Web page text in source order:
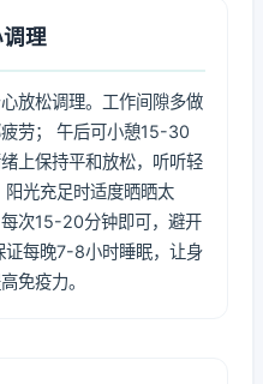
理
放松调理。工作间隙多做
劳； 午后可小憩15-30
上保持平和放松，听听轻
光充足时适度晒晒太
次15-20分钟即可，避开
证每晚7-8小时睡眠，让身
免疫力。